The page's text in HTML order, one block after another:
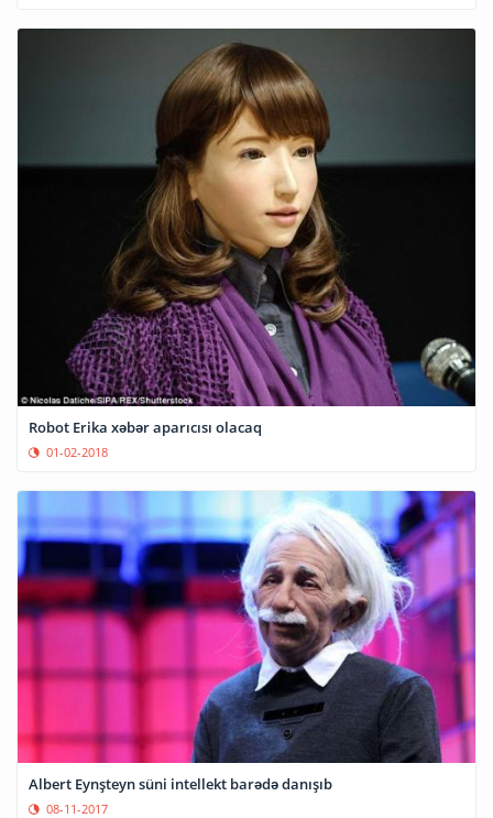
Robot Erika xəbər aparıcısı olacaq
01-02-2018
Albert Eynşteyn süni intellekt barədə danışıb
08-11-2017